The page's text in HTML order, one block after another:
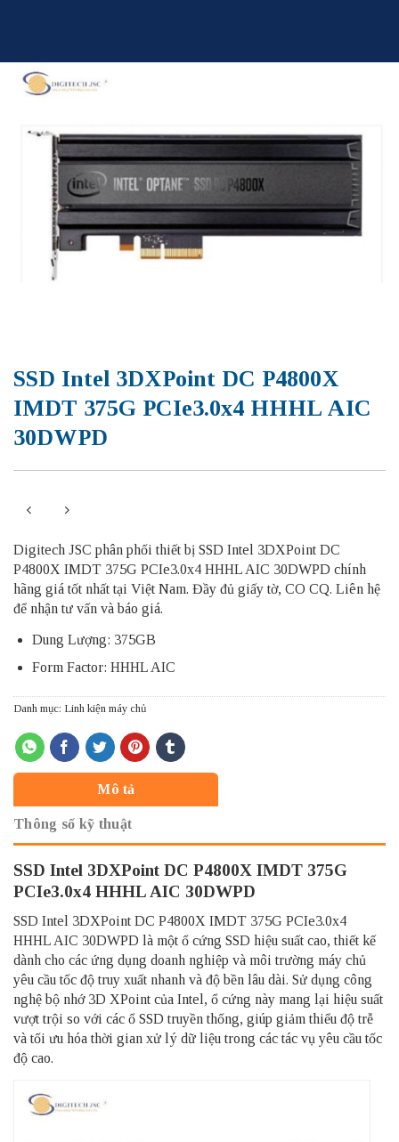
SSD Intel 3DXPoint DC P4800X
IMDT 375G PCIe3.0x4 HHHL AIC
30DWPD
Digitech JSC phân phối thiết bị SSD Intel 3DXPoint DC
P4800X IMDT 375G PCIe3.0x4 HHHL AIC 30DWPD chính
hãng giá tốt nhất tại Việt Nam. Đầy đủ giấy tờ, CO CQ. Liên hệ
để nhận tư vấn và báo giá.
Dung Lượng: 375GB
Form Factor: HHHL AIC
Danh mục: Linh kiện máy chủ
Mô tả
Thông số kỹ thuật
SSD Intel 3DXPoint DC P4800X IMDT 375G
PCIe3.0x4 HHHL AIC 30DWPD
SSD Intel 3DXPoint DC P4800X IMDT 375G PCIe3.0x4
HHHL AIC 30DWPD là một ổ cứng SSD hiệu suất cao, thiết kế
dành cho các ứng dụng doanh nghiệp và môi trường máy chủ
yêu cầu tốc độ truy xuất nhanh và độ bền lâu dài. Sử dụng công
nghệ bộ nhớ 3D XPoint của Intel, ổ cứng này mang lại hiệu suất
vượt trội so với các ổ SSD truyền thống, giúp giảm thiểu độ trễ
và tối ưu hóa thời gian xử lý dữ liệu trong các tác vụ yêu cầu tốc
độ cao.